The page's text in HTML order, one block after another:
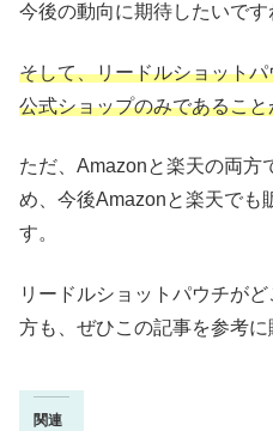
今後の動向に期待したいです
そして、リードルショット
公式ショップのみであるこ
ただ、Amazonと楽天の両方
め、今後Amazonと楽天でも
す。
リードルショットパウチが
方も、ぜひこの記事を参考
関連